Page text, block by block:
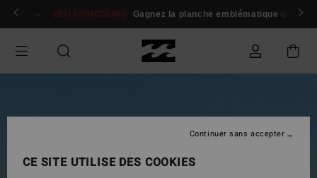
Passer
produit
Se connecter / s'inscrire
JEU CONCOURS Gagnez la planche emblématique d'Andy
CE SITE UTILISE DES COOKIES
Continuer sans accepter